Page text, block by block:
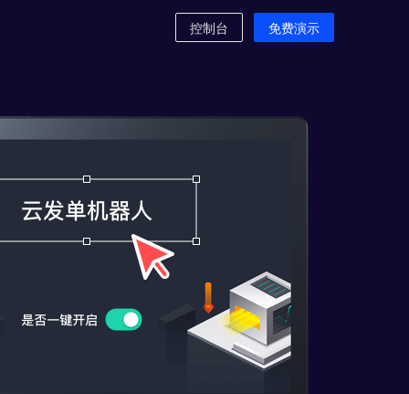
控制台 免费演示